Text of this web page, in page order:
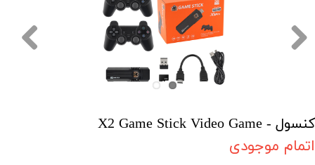
کنسول - X2 Game Stick Video Game
اتمام موجودی